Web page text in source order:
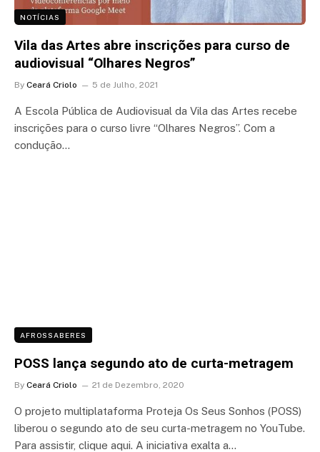
NOTÍCIAS
Vila das Artes abre inscrições para curso de
audiovisual “Olhares Negros”
By Ceará Criolo 5 de Julho, 2021
A Escola Pública de Audiovisual da Vila das Artes recebe
inscrições para o curso livre “Olhares Negros”. Com a
condução…
AFROSSABERES
POSS lança segundo ato de curta-metragem
By Ceará Criolo 21 de Dezembro, 2020
O projeto multiplataforma Proteja Os Seus Sonhos (POSS)
liberou o segundo ato de seu curta-metragem no YouTube.
Para assistir, clique aqui. A iniciativa exalta a…